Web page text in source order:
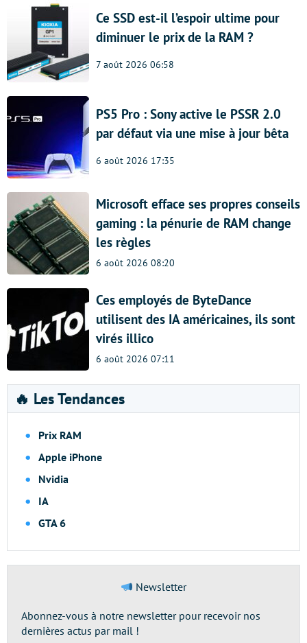
Ce SSD est-il l’espoir ultime pour
diminuer le prix de la RAM ?
7 août 2026 06:58
PS5 Pro : Sony active le PSSR 2.0
par défaut via une mise à jour bêta
6 août 2026 17:35
Microsoft efface ses propres conseils
gaming : la pénurie de RAM change
les règles
6 août 2026 08:20
Ces employés de ByteDance
utilisent des IA américaines, ils sont
virés illico
6 août 2026 07:11
🔥 Les Tendances
Prix RAM
Apple iPhone
Nvidia
IA
GTA 6
Newsletter
Abonnez-vous à notre newsletter pour recevoir nos
dernières actus par mail !